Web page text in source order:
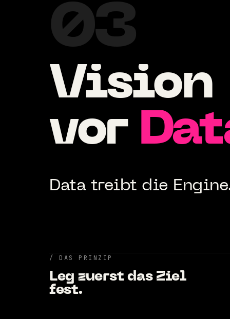
03
Vision
vor
Data treibt die
/ DAS PRINZIP
Leg zuerst das Ziel
fest.